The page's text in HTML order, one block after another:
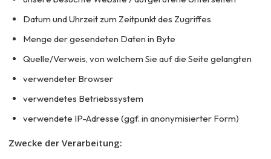
Datum und Uhrzeit zum Zeitpunkt des Zugriffes
Menge der gesendeten Daten in Byte
Quelle/Verweis, von welchem Sie auf die Seite gelangten
verwendeter Browser
verwendetes Betriebssystem
verwendete IP-Adresse (ggf. in anonymisierter Form)
Zwecke der Verarbeitung: